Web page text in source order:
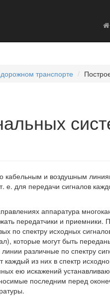
транспорте
и воздушным
е. для передачи сигналов
аппаратура
передатчики и
по спектру исходных
которые могут быть
различные по спектру
из них в спектр
ею искажений
последним перед